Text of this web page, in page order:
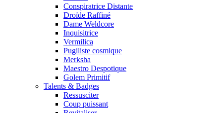
Conspiratrice Distante
Droïde Raffiné
Dame Weldcore
Inquisitrice
Vermilica
Pugiliste cosmique
Merksha
Maestro Despotique
Golem Primitif
Talents & Badges
Ressusciter
Coup puissant